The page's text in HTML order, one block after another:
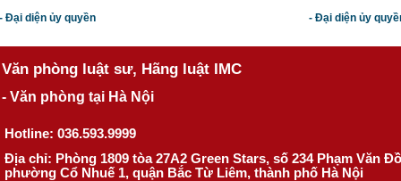
Đại diện ủy quyền
- Đại diện ủy
Văn phòng luật sư, Hãng luật IMC
- Văn phòng tại Hà Nội
Hotline: 036.593.9999
Địa chỉ: Phòng 1809 tòa 27A2 Green Stars, số 234 Phạm Văn
phường Cổ Nhuế 1, quận Bắc Từ Liêm, thành phố Hà Nội